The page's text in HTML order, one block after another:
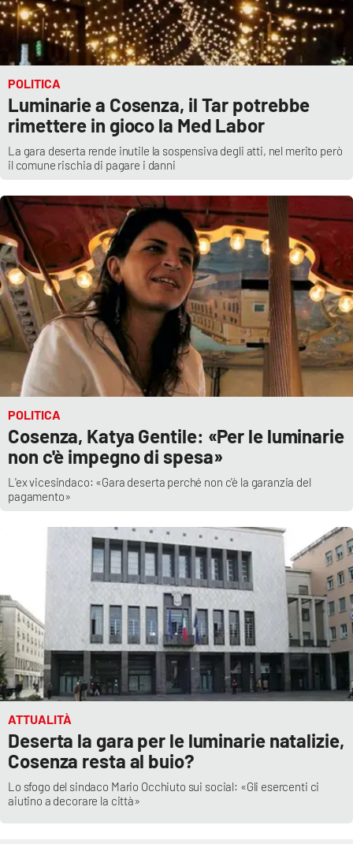
SPECIALI
Buona Sanità Calabria
LA
CALABRIAVISIONE
Storie
LAC
NETWORK
Lacplay.it
Lactv.it
Laconair.it
Lacitymag.it
Ilreggino.it
Cosenzachannel.it
Ilvibonese.it
Catanzarochannel.it
APP
Android
POLITICA
Luminarie a Cosenza, il Tar potrebbe
rimettere in gioco la Med Labor
La gara deserta rende inutile la sospensiva degli atti, nel merito però
il comune rischia di pagare i danni
POLITICA
Cosenza, Katya Gentile: «Per le luminarie
non c'è impegno di spesa»
L'ex vicesindaco: «Gara deserta perché non c'è la garanzia del
pagamento»
ATTUALITÀ
Deserta la gara per le luminarie natalizie,
Cosenza resta al buio?
Lo sfogo del sindaco Mario Occhiuto sui social: «Gli esercenti ci
aiutino a decorare la città»